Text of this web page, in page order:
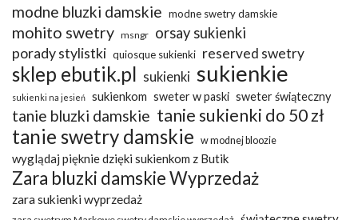
modne bluzki damskie modne swetry damskie
mohito swetry msngr orsay sukienki
porady stylistki quiosque sukienki reserved swetry
sklep ebutik.pl sukienki sukienkie
sukienki na jesień sukienkom sweter w paski sweter świąteczny
tanie bluzki damskie tanie sukienki do 50 zł
tanie swetry damskie w modnej bloozie
wyglądaj pięknie dzięki sukienkom z Butik
Zara bluzki damskie Wyprzedaż
zara sukienki wyprzedaż